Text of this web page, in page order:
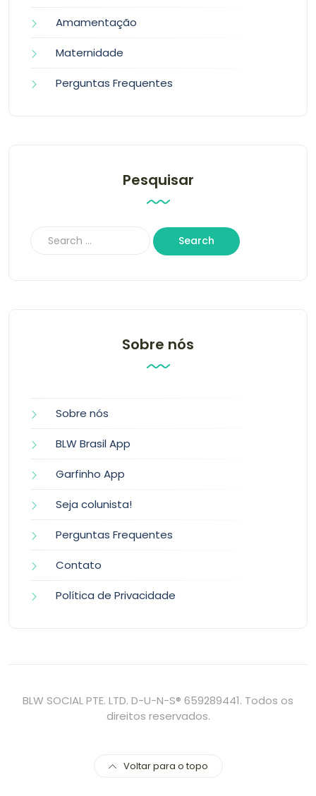
Amamentação
Maternidade
Perguntas Frequentes
Pesquisar
Sobre nós
Sobre nós
BLW Brasil App
Garfinho App
Seja colunista!
Perguntas Frequentes
Contato
Política de Privacidade
BLW SOCIAL PTE. LTD. D-U-N-S® 659289441. Todos os
direitos reservados.
Voltar para o topo